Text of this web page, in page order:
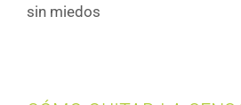
sin miedos